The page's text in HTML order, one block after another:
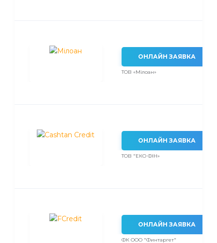
ОНЛАЙН ЗАЯВКА
ТОВ «Мілоан»
ОНЛАЙН ЗАЯВКА
ТОВ "ЕКО ФІН»
ОНЛАЙН ЗАЯВКА
ФК ООО "Финтаргет"